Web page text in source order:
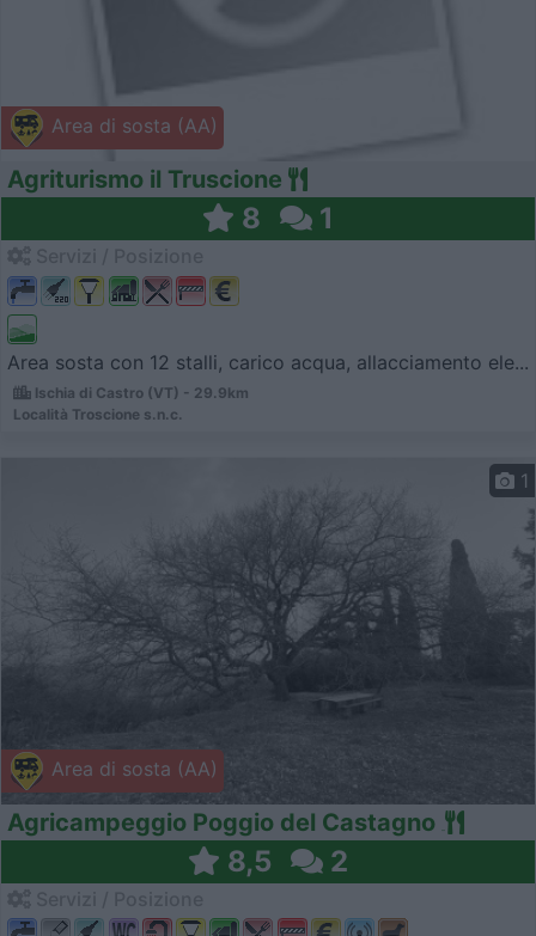
Area di sosta (AA)
Agriturismo il Truscione
8 1
Area sosta con 12 stalli, carico acqua, allacciamento ele...
Ischia di Castro (VT) - 29.9km
Località Troscione s.n.c.
Area di sosta (AA)
1
Agricampeggio Poggio del Castagno
8,5 2